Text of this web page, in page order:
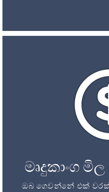
මෘදුකාංග මිල
ඔබ ගෙවන්නේ එක්